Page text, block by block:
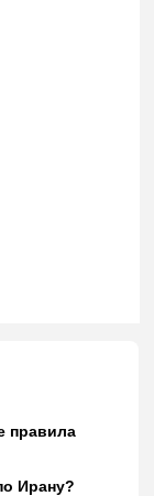
правила
Ирану?